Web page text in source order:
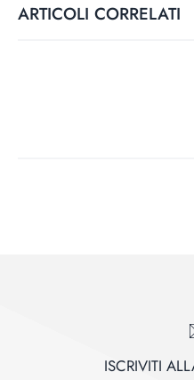
ARTICOLI CORRELATI
ISCRIVITI